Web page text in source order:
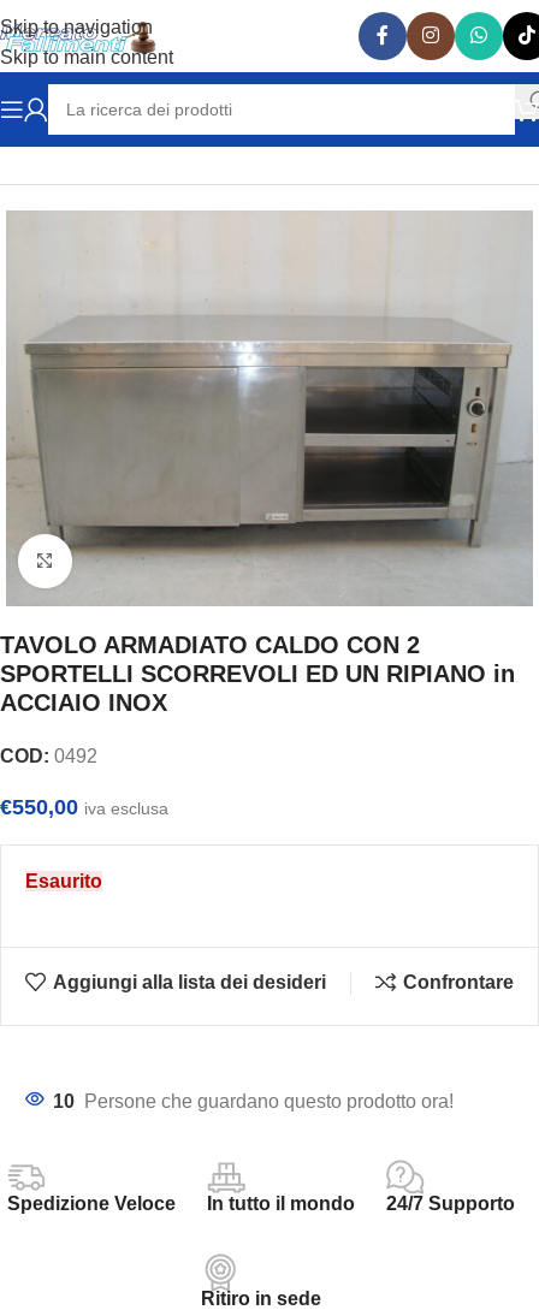
Skip to navigation
Skip to main content
Home TAVOLI ARMADIATI CALDI
Clicca per ingrandire
TAVOLO ARMADIATO CALDO CON 2
SPORTELLI SCORREVOLI ED UN RIPIANO in
ACCIAIO INOX
COD: 0492
€550,00 iva esclusa
Esaurito
Aggiungi alla lista dei desideri Confrontare
10 Persone che guardano questo prodotto ora!
Spedizione Veloce In tutto il mondo 24/7 Supporto
Ritiro in sede